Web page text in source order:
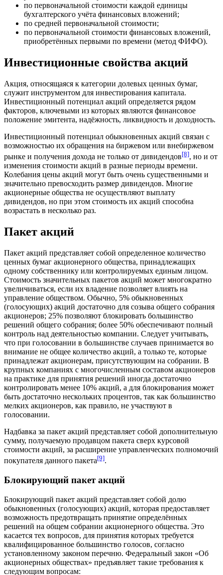
по первоначальной стоимости каждой единицы
бухгалтерского учёта финансовых вложений;
по средней первоначальной стоимости;
по первоначальной стоимости финансовых вложений,
приобретённых первыми по времени (метод ФИФО).
Инвестиционные свойства акций
Акция, относящаяся к категории долевых ценных бумаг,
служит инструментом для инвестирования капитала.
Инвестиционный потенциал акций определяется рядом
факторов, ключевыми из которых являются финансовое
положение эмитента, надёжность, ликвидность и доходность.
Инвестиционный потенциал обыкновенных акций связан с
возможностью их обращения на биржевом или внебиржевом
рынке и получения дохода не только от дивидендов[8], но и от
изменения стоимости акций в разные периоды времени.
Колебания цены акций могут быть очень существенными и
значительно превосходить размер дивидендов. Многие
акционерные общества не осуществляют выплату
дивидендов, но при этом стоимость их акций способна
возрастать в несколько раз.
Пакет акций
Пакет акций представляет собой определенное количество
ценных бумаг акционерного общества, принадлежащих
одному собственнику или контролируемых единым лицом.
Стоимость значительных пакетов акций может многократно
увеличиваться, если их владение позволяет влиять на
управление обществом. Обычно, 5% обыкновенных
(голосующих) акций достаточно для созыва общего собрания
акционеров; 25% позволяют блокировать большинство
решений общего собрания; более 50% обеспечивают полный
контроль над деятельностью компании. Следует учитывать,
что при голосовании в большинстве случаев принимается во
внимание не общее количество акций, а только те, которые
принадлежат акционерам, присутствующим на собрании. В
крупных компаниях с многочисленным составом акционеров
на практике для принятия решений иногда достаточно
контролировать менее 10% акций, а для блокирования может
быть достаточно нескольких процентов, так как большинство
мелких акционеров, как правило, не участвуют в
голосовании.
Надбавка за пакет акций представляет собой дополнительную
сумму, получаемую продавцом пакета сверх курсовой
стоимости акций, за расширение управленческих полномочий
покупателя данного пакета[9].
Блокирующий пакет акций
Блокирующий пакет акций представляет собой долю
обыкновенных (голосующих) акций, которая предоставляет
возможность предотвращать принятие определённых
решений на общем собрании акционерного общества. Это
касается тех вопросов, для принятия которых требуется
квалифицированное большинство голосов, согласно
установленному законом перечню. Федеральный закон «Об
акционерных обществах» предъявляет такие требования к
следующим вопросам: